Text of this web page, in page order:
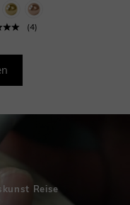
(4)
Reise